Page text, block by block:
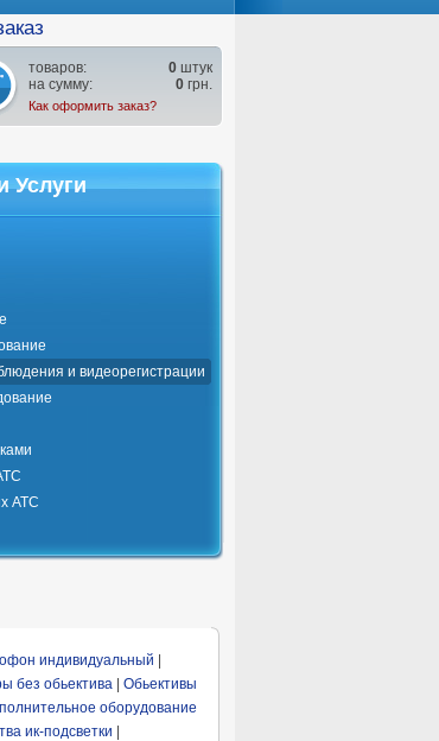
товаров: 0 штук
на сумму:
0 грн.
Как оформить заказ?
Услуги
и видеорегистрации
АТС
индивидуальный
без обьектива
Обьективы
оборудование
ик-подсветки